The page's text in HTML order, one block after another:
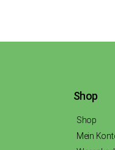
Shop
Shop
Mein